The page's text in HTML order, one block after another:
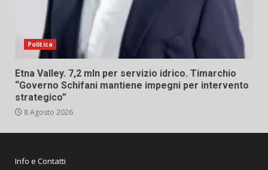
Politica
Etna Valley. 7,2 mln per servizio idrico. Timarchio
“Governo Schifani mantiene impegni per intervento
strategico”
8 Agosto 2026
Info e Contatti